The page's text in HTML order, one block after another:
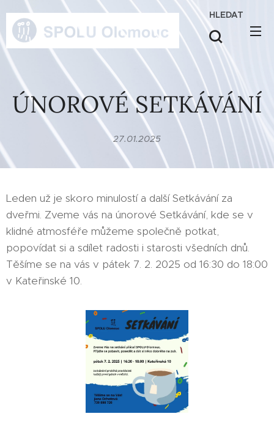
HLEDAT
ÚNOROVÉ SETKÁVÁNÍ
27.01.2025
Leden už je skoro minulostí a další Setkávání za
dveřmi. Zveme vás na únorové Setkávání, kde se v
klidné atmosféře můžeme společně potkat,
popovídat si a sdílet radosti i starosti všedních dnů.
Těšíme se na vás v pátek 7. 2. 2025 od 16:30 do 18:00
v Kateřinské 10.